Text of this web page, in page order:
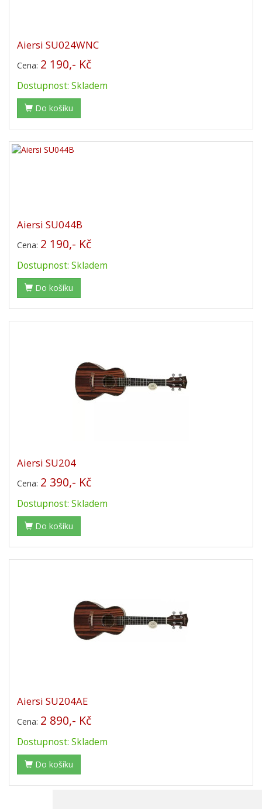
Aiersi SU024WNC
Cena: 2 190,- Kč
Dostupnost: Skladem
Do košíku
Aiersi SU044B
Cena: 2 190,- Kč
Dostupnost: Skladem
Do košíku
Aiersi SU204
Cena: 2 390,- Kč
Dostupnost: Skladem
Do košíku
Aiersi SU204AE
Cena: 2 890,- Kč
Dostupnost: Skladem
Do košíku